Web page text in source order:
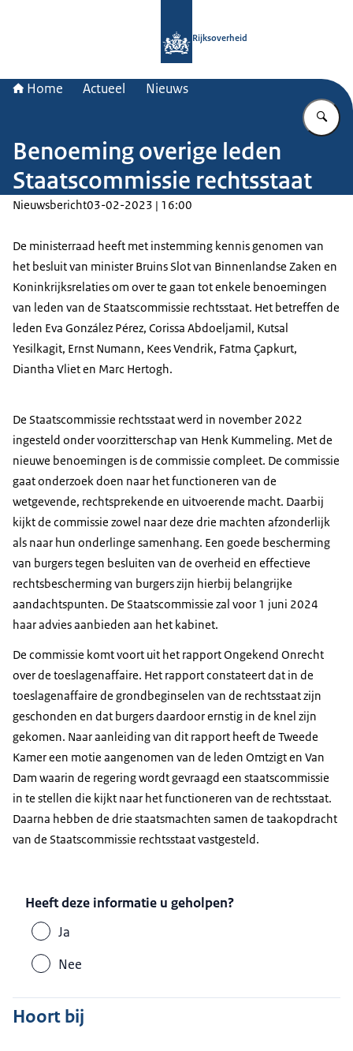
Rijksoverheid
Home Actueel Nieuws
Benoeming overige leden
Staatscommissie rechtsstaat
Nieuwsbericht03-02-2023 | 16:00
De ministerraad heeft met instemming kennis genomen van
het besluit van minister Bruins Slot van Binnenlandse Zaken en
Koninkrijksrelaties om over te gaan tot enkele benoemingen
van leden van de Staatscommissie rechtsstaat. Het betreffen de
leden Eva González Pérez, Corissa Abdoeljamil, Kutsal
Yesilkagit, Ernst Numann, Kees Vendrik, Fatma Çapkurt,
Diantha Vliet en Marc Hertogh.
De Staatscommissie rechtsstaat werd in november 2022
ingesteld onder voorzitterschap van Henk Kummeling. Met de
nieuwe benoemingen is de commissie compleet. De commissie
gaat onderzoek doen naar het functioneren van de
wetgevende, rechtsprekende en uitvoerende macht. Daarbij
kijkt de commissie zowel naar deze drie machten afzonderlijk
als naar hun onderlinge samenhang. Een goede bescherming
van burgers tegen besluiten van de overheid en effectieve
rechtsbescherming van burgers zijn hierbij belangrijke
aandachtspunten. De Staatscommissie zal voor 1 juni 2024
haar advies aanbieden aan het kabinet.
De commissie komt voort uit het rapport Ongekend Onrecht
over de toeslagenaffaire. Het rapport constateert dat in de
toeslagenaffaire de grondbeginselen van de rechtsstaat zijn
geschonden en dat burgers daardoor ernstig in de knel zijn
gekomen. Naar aanleiding van dit rapport heeft de Tweede
Kamer een motie aangenomen van de leden Omtzigt en Van
Dam waarin de regering wordt gevraagd een staatscommissie
in te stellen die kijkt naar het functioneren van de rechtsstaat.
Daarna hebben de drie staatsmachten samen de taakopdracht
van de Staatscommissie rechtsstaat vastgesteld.
Heeft deze informatie u geholpen?
Ja
Nee
Hoort bij